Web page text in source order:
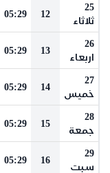
25
ثلاثاء
12
05:29
26
اربعاء
13
05:29
27
خميس
14
05:29
28
جمعة
15
05:29
29
سبت
16
05:29